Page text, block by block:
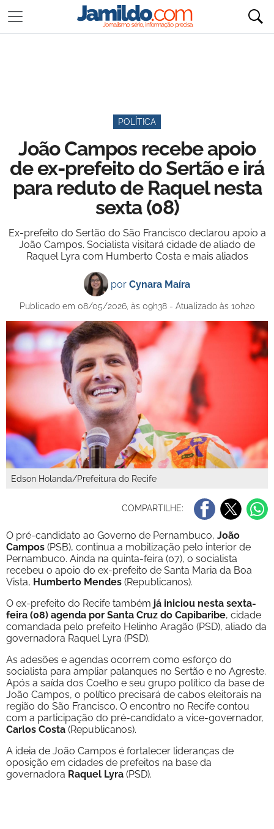
POLÍTICA
João Campos recebe apoio
de ex-prefeito do Sertão e irá
para reduto de Raquel nesta
sexta (08)
Ex-prefeito do Sertão do São Francisco declarou apoio a
João Campos. Socialista visitará cidade de aliado de
Raquel Lyra com Humberto Costa e mais aliados
por Cynara Maíra
Publicado em 08/05/2026, às 09h38 - Atualizado às 10h20
Edson Holanda/Prefeitura do Recife
COMPARTILHE:
O pré-candidato ao Governo de Pernambuco, João
Campos (PSB), continua a mobilização pelo interior de
Pernambuco. Ainda na quinta-feira (07), o socialista
recebeu o apoio do ex-prefeito de Santa Maria da Boa
Vista, Humberto Mendes (Republicanos).
O ex-prefeito do Recife também já iniciou nesta sexta-
feira (08) agenda por Santa Cruz do Capibaribe, cidade
comandada pelo prefeito Helinho Aragão (PSD), aliado da
governadora Raquel Lyra (PSD).
As adesões e agendas ocorrem como esforço do
socialista para ampliar palanques no Sertão e no Agreste.
Após a saída dos Coelho e seu grupo político da base de
João Campos, o político precisará de cabos eleitorais na
região do São Francisco. O encontro no Recife contou
com a participação do pré-candidato a vice-governador,
Carlos Costa (Republicanos).
A ideia de João Campos é fortalecer lideranças de
oposição em cidades de prefeitos na base da
governadora Raquel Lyra (PSD).